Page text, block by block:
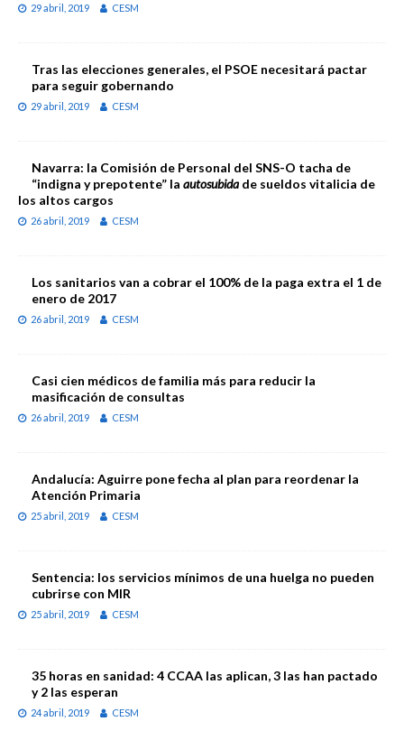
29 abril, 2019 CESM
Tras las elecciones generales, el PSOE necesitará pactar
para seguir gobernando
29 abril, 2019 CESM
Navarra: la Comisión de Personal del SNS-O tacha de
“indigna y prepotente” la autosubida de sueldos vitalicia de
los altos cargos
26 abril, 2019 CESM
Los sanitarios van a cobrar el 100% de la paga extra el 1 de
enero de 2017
26 abril, 2019 CESM
Casi cien médicos de familia más para reducir la
masificación de consultas
26 abril, 2019 CESM
Andalucía: Aguirre pone fecha al plan para reordenar la
Atención Primaria
25 abril, 2019 CESM
Sentencia: los servicios mínimos de una huelga no pueden
cubrirse con MIR
25 abril, 2019 CESM
35 horas en sanidad: 4 CCAA las aplican, 3 las han pactado
y 2 las esperan
24 abril, 2019 CESM